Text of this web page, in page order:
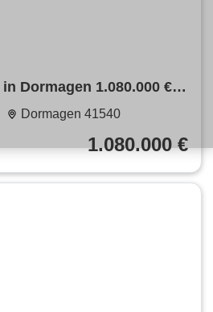
Dormagen 1.080.000 €
Dormagen 41540
1.080.000 €